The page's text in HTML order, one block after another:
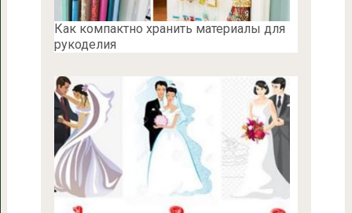
Как компактно хранить материалы для
рукоделия